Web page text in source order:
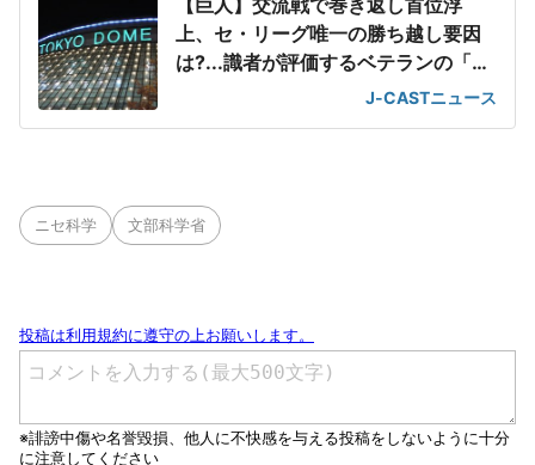
【巨人】交流戦で巻き返し首位浮
上、セ・リーグ唯一の勝ち越し要因
は?...識者が評価するベテランの「存
J-CASTニュース
ニセ科学 文部科学省